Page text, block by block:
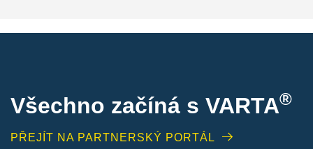
Všechno začíná s VARTA®
PŘEJÍT NA PARTNERSKÝ PORTÁL